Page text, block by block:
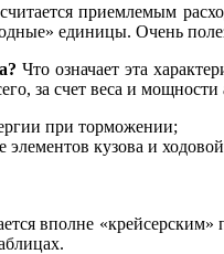
приемлемым
единицы. Очень
Что означает эта
за счет веса и
при торможении;
элементов кузова и
вполне